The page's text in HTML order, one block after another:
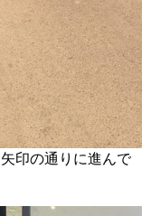
印の通りに進んで